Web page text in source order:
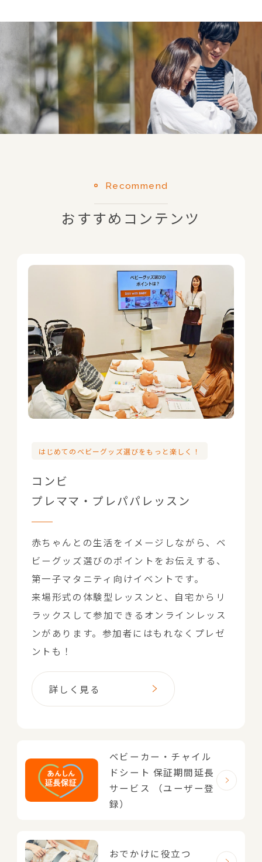
Recommend
おすすめコンテンツ
はじめてのベビーグッズ選びをもっと楽しく！
コンビ
プレママ・プレパパレッスン
赤ちゃんとの生活をイメージしながら、ベ
ビーグッズ選びのポイントをお伝えする、
第一子マタニティ向けイベントです。
来場形式の体験型レッスンと、自宅からリ
ラックスして参加できるオンラインレッス
ンがあります。参加者にはもれなくプレゼ
ントも！
詳しく見る
ベビーカー・チャイル
ドシート 保証期間延長
サービス
（ユーザー登
録）
おでかけに役立つ